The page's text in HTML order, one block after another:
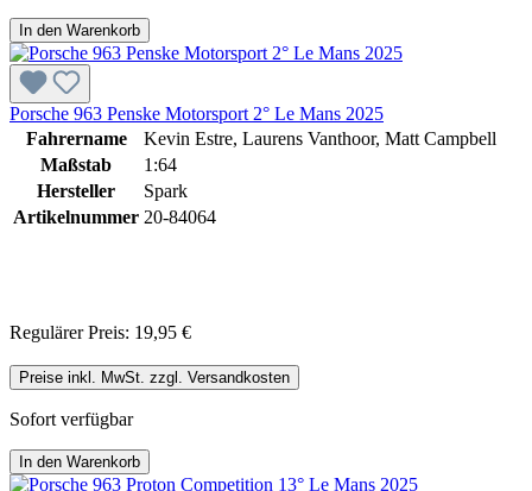
In den Warenkorb
Porsche 963 Penske Motorsport 2° Le Mans 2025
Fahrername
Kevin Estre, Laurens Vanthoor, Matt Campbell
Maßstab
1:64
Hersteller
Spark
Artikelnummer 20-84064
Regulärer Preis: 19,95 €
Preise inkl. MwSt. zzgl. Versandkosten
Sofort verfügbar
In den Warenkorb